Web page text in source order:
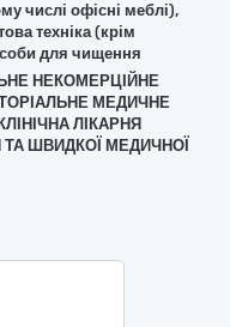
числі офісні меблі),
техніка (крім
для чищення
НЕКОМЕРЦІЙНЕ
МЕДИЧНЕ
ЛІКАРНЯ
ТА ШВИДКОЇ МЕДИЧНОЇ